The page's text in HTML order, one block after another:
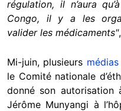
régulation, il n’aura
Congo, il y a les
valider les médicaments"
Mi-juin, plusieurs
le Comité nationale
donné son
Jérôme Munyangi à